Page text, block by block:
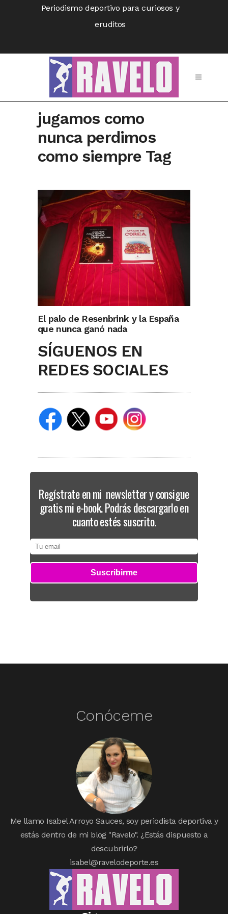
Periodismo deportivo para curiosos y
eruditos
jugamos como
nunca perdimos
como siempre Tag
El palo de Resenbrink y la España
que nunca ganó nada
SÍGUENOS EN
REDES SOCIALES
Regístrate en mi newsletter y consigue
gratis mi e-book. Podrás descargarlo en
cuanto estés suscrito.
Conóceme
Me llamo Isabel Arroyo Sauces, soy periodista deportiva y
estás dentro de mi blog "Ravelo". ¿Estás dispuesto a
descubrirlo?
isabel@ravelodeporte.es